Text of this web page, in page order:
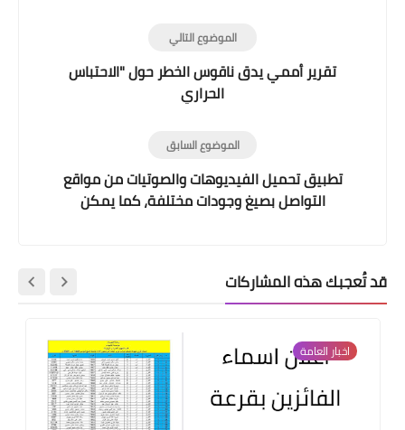
الموضوع التالي
تقرير أممي يدق ناقوس الخطر حول "الاحتباس
الحراري
الموضوع السابق
تطبيق تحميل الفيديوهات والصوتيات من مواقع
التواصل بصيغ وجودات مختلفة، كما يمكن
قد تُعجبك هذه المشاركات
اخبار العامة